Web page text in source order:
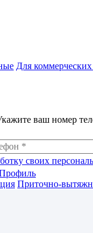
Для
ваш номер
своих
Приточно-